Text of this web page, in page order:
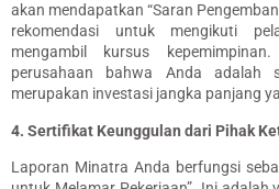
akan mendapatkan “Saran
rekomendasi untuk mengikuti
mengambil kursus kepemimpinan.
perusahaan bahwa Anda adalah
merupakan investasi jangka panjang
4. Sertifikat Keunggulan dari Pihak
Laporan Minatra Anda berfungsi